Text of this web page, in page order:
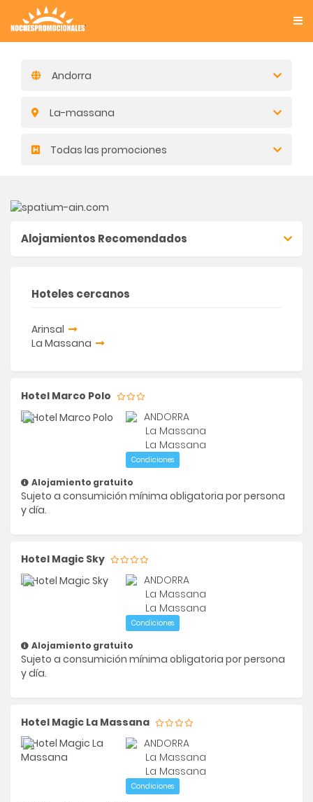
Andorra
La-massana
Todas las promociones
Alojamientos Recomendados
Hoteles cercanos
Arinsal
La Massana
Hotel Marco Polo
ANDORRA
La Massana
La Massana
Condiciones
Alojamiento gratuito
Sujeto a consumición mínima obligatoria por persona
y día.
Hotel Magic Sky
ANDORRA
La Massana
La Massana
Condiciones
Alojamiento gratuito
Sujeto a consumición mínima obligatoria por persona
y día.
Hotel Magic La Massana
ANDORRA
La Massana
La Massana
Condiciones